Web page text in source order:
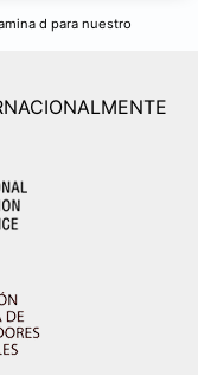
d para nuestro